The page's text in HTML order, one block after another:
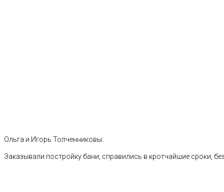
Ольга и Игорь Толченниковы:
Заказывали постройку бани, справились в кротчайшие сроки,